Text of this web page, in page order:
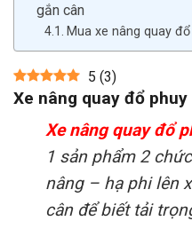
gắn cân
Mua xe nâng quay
5 (3)
Xe nâng quay đổ
Xe nâng quay đổ
1 sản phẩm 2
nâng – hạ phi lên
cân để biết tải